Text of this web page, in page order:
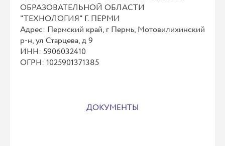
ОБРАЗОВАТЕЛЬНОЙ ОБЛАСТИ
"ТЕХНОЛОГИЯ" Г. ПЕРМИ
Адрес: Пермский край, г Пермь, Мотовилихинский
р-н, ул Старцева, д 9
ИНН: 5906032410
ОГРН: 1025901371385
ДОКУМЕНТЫ